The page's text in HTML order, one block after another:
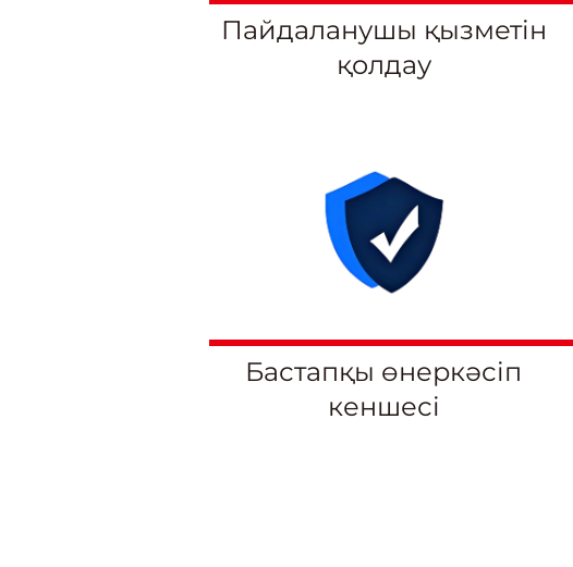
Пайдаланушы қызметін
қолдау
Бастапқы өнеркәсіп
кеншесі